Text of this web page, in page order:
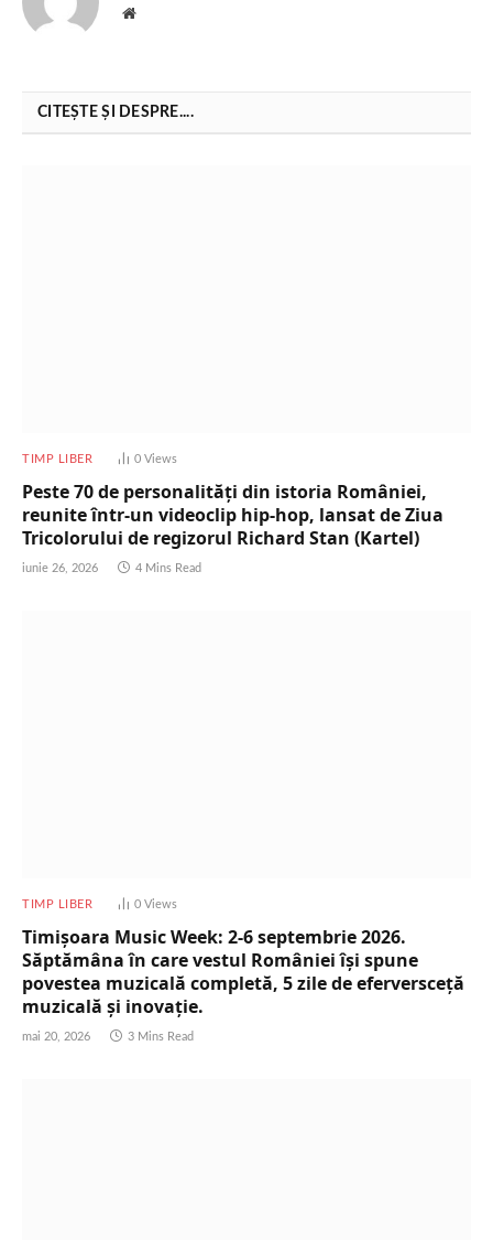
Website
CITEȘTE ȘI DESPRE....
TIMP LIBER 0 Views
Peste 70 de personalități din istoria României,
reunite într-un videoclip hip-hop, lansat de Ziua
Tricolorului de regizorul Richard Stan (Kartel)
iunie 26, 2026 4 Mins Read
TIMP LIBER 0 Views
Timișoara Music Week: 2-6 septembrie 2026.
Săptămâna în care vestul României își spune
povestea muzicală completă, 5 zile de eferversceță
muzicală și inovație.
mai 20, 2026 3 Mins Read